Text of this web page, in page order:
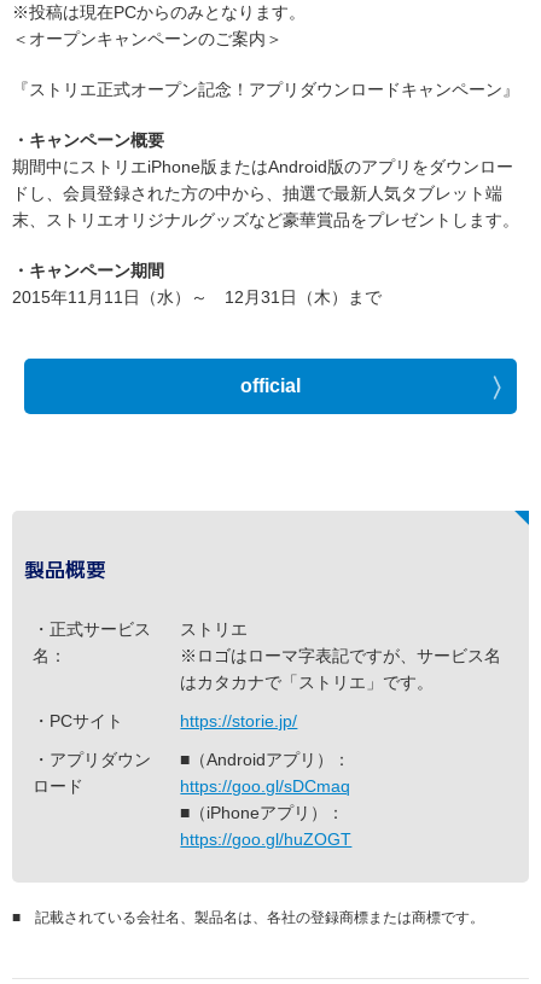
※投稿は現在PCからのみとなります。
＜オープンキャンペーンのご案内＞
『ストリエ正式オープン記念！アプリダウンロードキャンペーン』
・キャンペーン概要
期間中にストリエiPhone版またはAndroid版のアプリをダウンロー
ドし、会員登録された方の中から、抽選で最新人気タブレット端
末、ストリエオリジナルグッズなど豪華賞品をプレゼントします。
・キャンペーン期間
2015年11月11日（水）～ 12月31日（木）まで
official
製品概要
・正式サービス
名：
ストリエ
※ロゴはローマ字表記ですが、サービス名
はカタカナで「ストリエ」です。
・PCサイト
https://storie.jp/
・アプリダウン
ロード
■（Androidアプリ）：
https://goo.gl/sDCmaq
■（iPhoneアプリ）：
https://goo.gl/huZOGT
■ 記載されている会社名、製品名は、各社の登録商標または商標です。